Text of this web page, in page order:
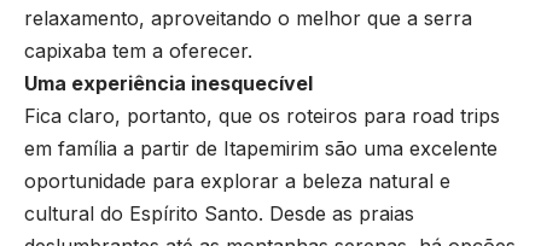
relaxamento, aproveitando o melhor que a serra
capixaba tem a oferecer.
Uma experiência inesquecível
Fica claro, portanto, que os roteiros para road trips
em família a partir de Itapemirim são uma excelente
oportunidade para explorar a beleza natural e
cultural do Espírito Santo. Desde as praias